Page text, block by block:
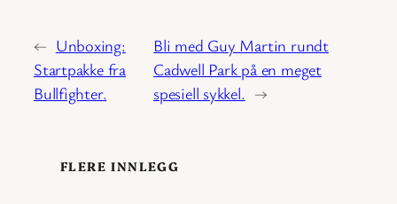
← Unboxing:
Startpakke fra
Bullfighter.
Bli med Guy Martin rundt
Cadwell Park på en meget
spesiell sykkel. →
FLERE INNLEGG